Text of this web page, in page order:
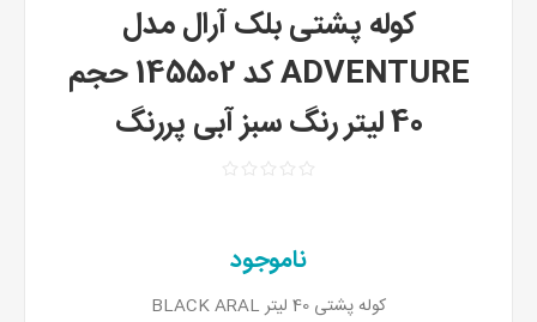
کوله پشتی بلک آرال مدل
ADVENTURE کد 145502 حجم
40 لیتر رنگ سبز آبی پررنگ
ناموجود
کوله پشتی 40 لیتر BLACK ARAL